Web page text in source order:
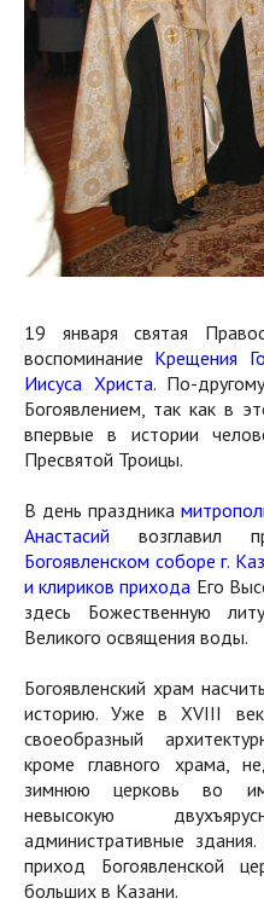
19 января святая
воспоминание Крещения
Иисуса Христа. По-
Богоявлением, так как в
впервые в истории
Пресвятой Троицы.
В день праздника
Анастасий возглавил
Богоявленском соборе г.
и клириков прихода Его
здесь Божественную
Великого освящения воды.
Богоявленский храм
историю. Уже в XVIII
своеобразный
кроме главного храма,
зимнюю церковь во
невысокую
административные
приход Богоявленской
больших в Казани.